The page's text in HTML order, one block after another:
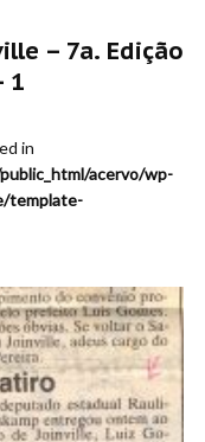
– 7a. Edição
1
in
acervo/wp-
template-